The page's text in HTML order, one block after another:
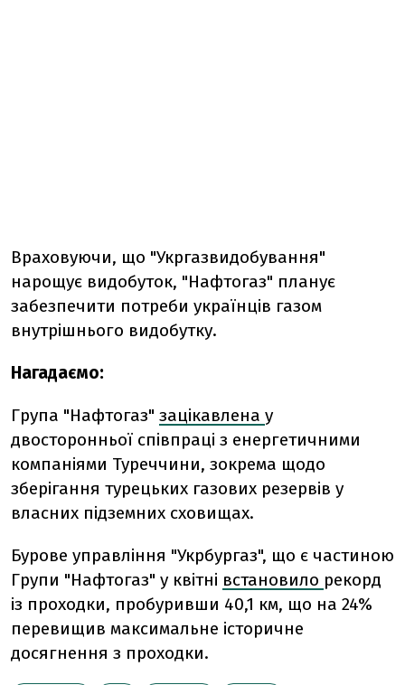
Враховуючи, що "Укргазвидобування"
нарощує видобуток, "Нафтогаз" планує
забезпечити потреби українців газом
внутрішнього видобутку.
Нагадаємо:
Група "Нафтогаз" зацікавлена у
двосторонньої співпраці з енергетичними
компаніями Туреччини, зокрема щодо
зберігання турецьких газових резервів у
власних підземних сховищах.
Бурове управління "Укрбургаз", що є частиною
Групи "Нафтогаз" у квітні встановило рекорд
із проходки, пробуривши 40,1 км, що на 24%
перевищив максимальне історичне
досягнення з проходки.